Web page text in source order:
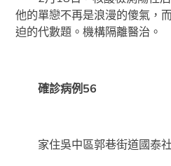
他的單戀不再是浪漫的傻氣，
迫的代數題。機構隔離醫治。
確診病例56
家住吳中區郭巷街道國泰社